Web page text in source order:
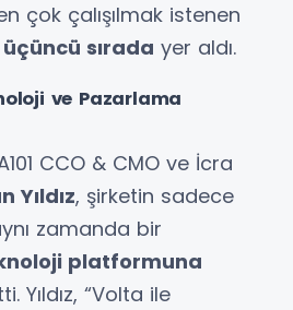
çok çalışılmak istenen
üçüncü sırada yer aldı.
ve Pazarlama
CCO & CMO ve İcra
Yıldız, şirketin sadece
zamanda bir
platformuna
Yıldız, “Volta ile